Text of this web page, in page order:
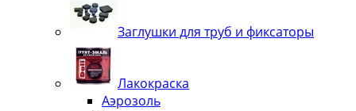
Заглушки для труб и фиксаторы
Лакокраска
Аэрозоль